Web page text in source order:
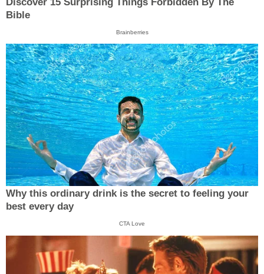
Bible
Brainberries
Why this ordinary drink is the secret to feeling your
best every day
CTA Love